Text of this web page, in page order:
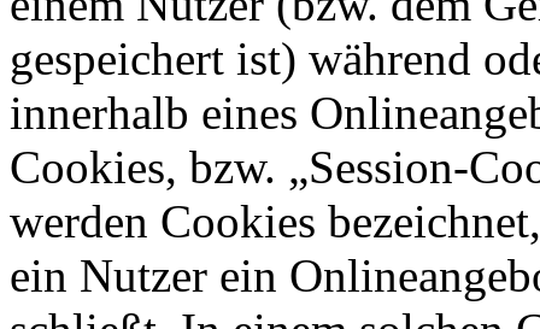
gespeichert ist) während
innerhalb eines
Cookies, bzw. „Session-
werden Cookies
ein Nutzer ein